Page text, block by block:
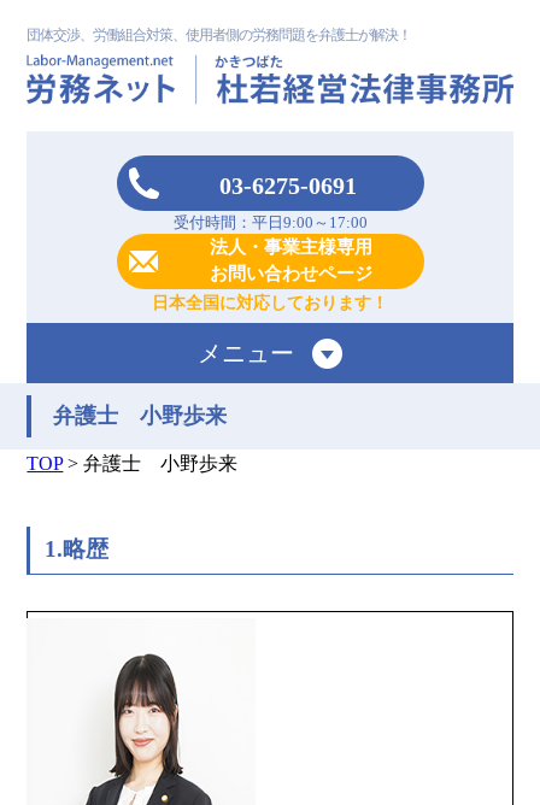
団体交渉、労働組合対策、使用者側の労務問題を弁護士が解決！
03-6275-0691
受付時間：平日9:00～17:00
法人・事業主様専用
お問い合わせページ
日本全国に対応しております！
メニュー
弁護士 小野歩来
TOP>弁護士 小野歩来
1.略歴